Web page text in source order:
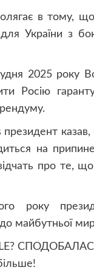
в тому,
для України з
2025 року
Росію
президент
на
про те,
року
майбутньої